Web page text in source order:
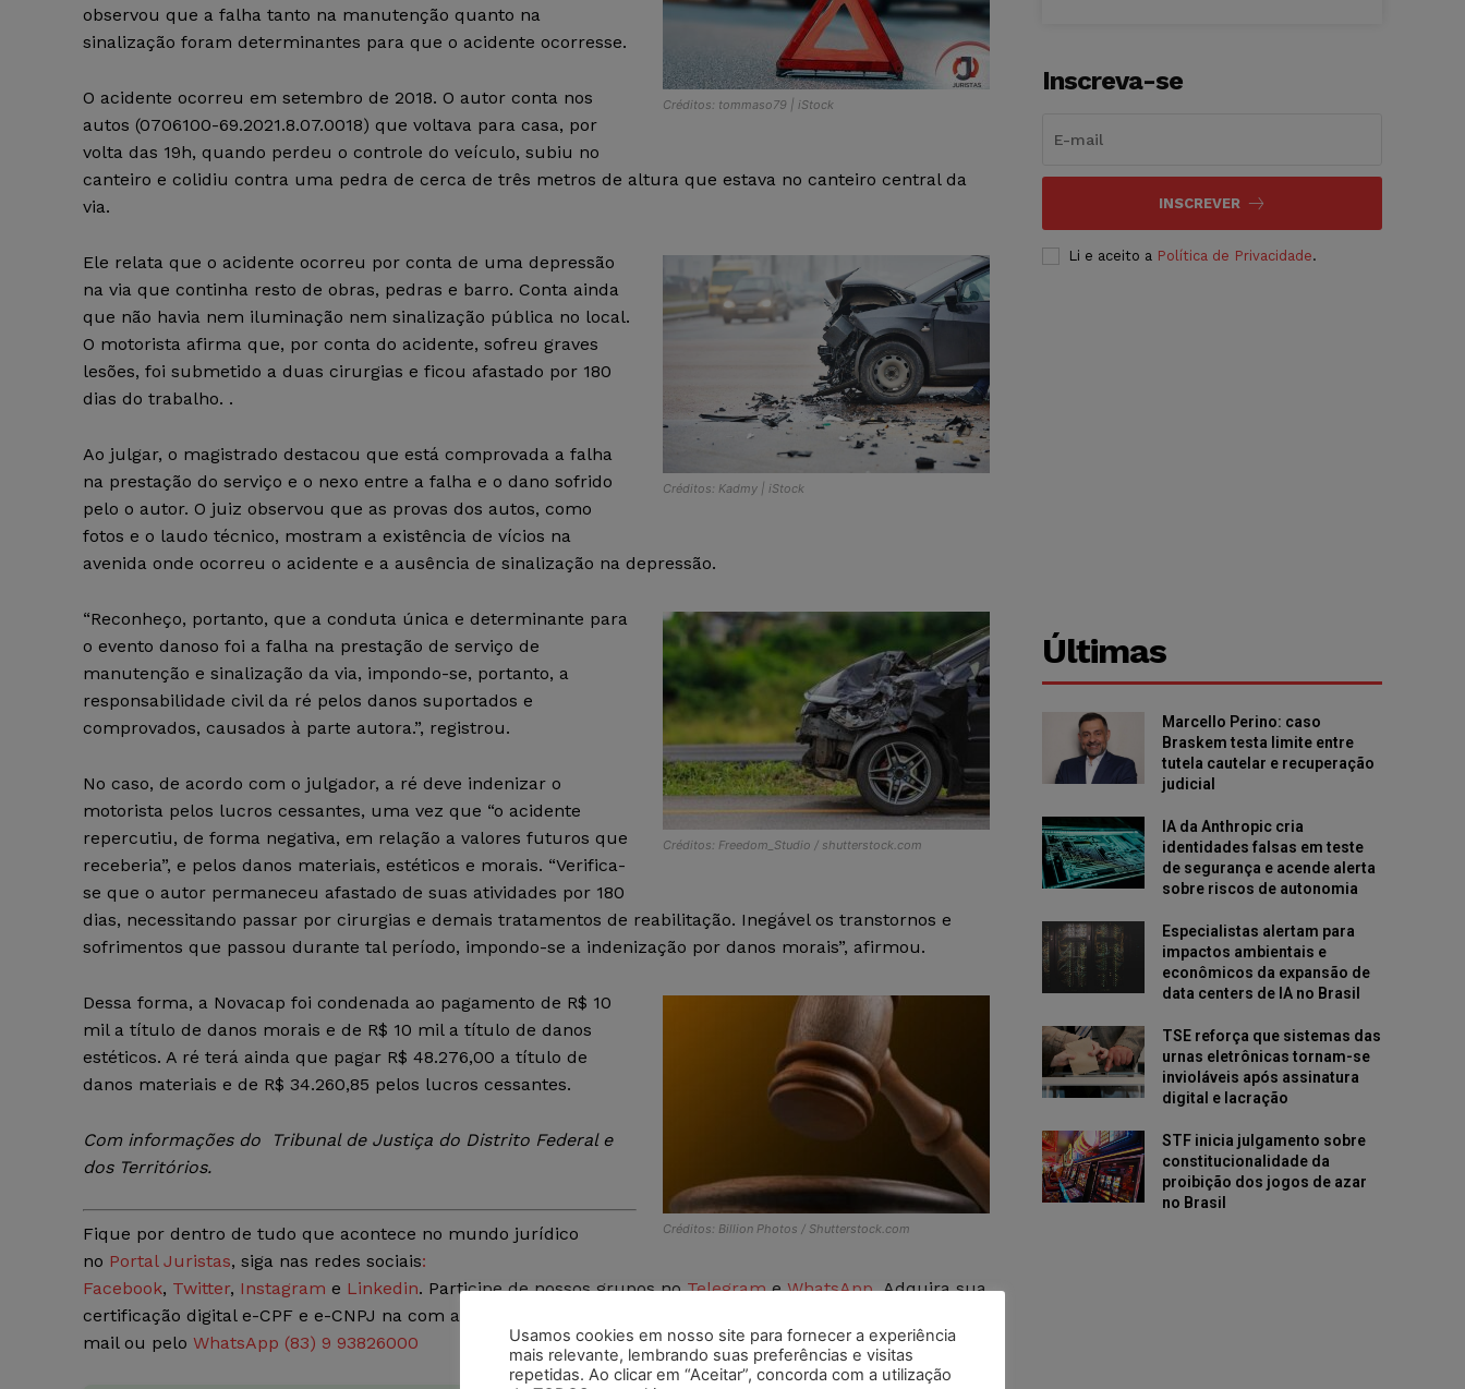
Créditos: tommaso79 | iStock
observou que a falha tanto na manutenção quanto na
sinalização foram determinantes para que o acidente ocorresse.
O acidente ocorreu em setembro de 2018. O autor conta nos
autos (0706100-69.2021.8.07.0018) que voltava para casa, por
volta das 19h, quando perdeu o controle do veículo, subiu no
canteiro e colidiu contra uma pedra de cerca de três metros de altura que estava no canteiro central da
via.
Créditos: Kadmy | iStock
Ele relata que o acidente ocorreu por conta de uma depressão
na via que continha resto de obras, pedras e barro. Conta ainda
que não havia nem iluminação nem sinalização pública no local.
O motorista afirma que, por conta do acidente, sofreu graves
lesões, foi submetido a duas cirurgias e ficou afastado por 180
dias do trabalho. .
Ao julgar, o magistrado destacou que está comprovada a falha
na prestação do serviço e o nexo entre a falha e o dano sofrido
pelo o autor. O juiz observou que as provas dos autos, como
fotos e o laudo técnico, mostram a existência de vícios na
avenida onde ocorreu o acidente e a ausência de sinalização na depressão.
Créditos: Freedom_Studio / shutterstock.com
“Reconheço, portanto, que a conduta única e determinante para
o evento danoso foi a falha na prestação de serviço de
manutenção e sinalização da via, impondo-se, portanto, a
responsabilidade civil da ré pelos danos suportados e
comprovados, causados à parte autora.”, registrou.
No caso, de acordo com o julgador, a ré deve indenizar o
motorista pelos lucros cessantes, uma vez que “o acidente
repercutiu, de forma negativa, em relação a valores futuros que
receberia”, e pelos danos materiais, estéticos e morais. “Verifica-
se que o autor permaneceu afastado de suas atividades por 180
dias, necessitando passar por cirurgias e demais tratamentos de reabilitação. Inegável os transtornos e
sofrimentos que passou durante tal período, impondo-se a indenização por danos morais”, afirmou.
Créditos: Billion Photos / Shutterstock.com
Dessa forma, a Novacap foi condenada ao pagamento de R$ 10
mil a título de danos morais e de R$ 10 mil a título de danos
estéticos. A ré terá ainda que pagar R$ 48.276,00 a título de
danos materiais e de R$ 34.260,85 pelos lucros cessantes.
Com informações do Tribunal de Justiça do Distrito Federal e
dos Territórios.
Fique por dentro de tudo que acontece no mundo jurídico
no Portal Juristas, siga nas redes sociais:
Facebook, Twitter, Instagram e Linkedin. Participe de nossos grupos noTelegrameWhatsApp.Adquira sua
certificação digital e-CPF e e-CNPJ na com a
mail ou pelo WhatsApp (83) 9 93826000
Inscreva-se
INSCREVER
Li e aceito a Política de Privacidade.
Últimas
Marcello Perino: caso
Braskem testa limite entre
tutela cautelar e recuperação
judicial
IA da Anthropic cria
identidades falsas em teste
de segurança e acende alerta
sobre riscos de autonomia
Especialistas alertam para
impactos ambientais e
econômicos da expansão de
data centers de IA no Brasil
TSE reforça que sistemas das
urnas eletrônicas tornam-se
invioláveis após assinatura
digital e lacração
STF inicia julgamento sobre
constitucionalidade da
proibição dos jogos de azar
no Brasil
Usamos cookies em nosso site para fornecer a experiência
mais relevante, lembrando suas preferências e visitas
repetidas. Ao clicar em “Aceitar”, concorda com a utilização